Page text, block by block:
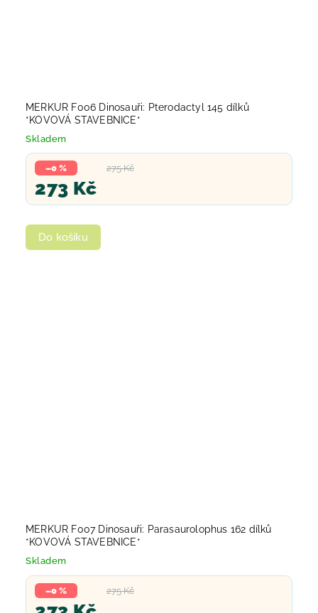
MERKUR F006 Dinosauři: Pterodactyl 145 dílků
*KOVOVÁ STAVEBNICE*
Skladem
275 Kč
–0 %
273 Kč
Do košíku
MERKUR F007 Dinosauři: Parasaurolophus 162 dílků
*KOVOVÁ STAVEBNICE*
Skladem
275 Kč
–0 %